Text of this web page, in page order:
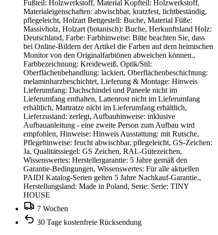
Fußteil: Holzwerkstoff, Material Kopfteil: Holzwerkstoff,
Materialeigenschaften: abwischbar, kratzfest, lichtbeständig,
pflegeleicht, Holzart Bettgestell: Buche, Material Füße:
Massivholz, Holzart (botanisch): Buche, Herkunftsland Holz:
Deutschland, Farbe: Farbhinweise: Bitte beachten Sie, dass
bei Online-Bildern der Artikel die Farben auf dem heimischen
Monitor von den Originalfarbtönen abweichen können.,
Farbbezeichnung: Kreideweiß, Optik/Stil:
Oberflächenbehandlung: lackiert, Oberflächenbeschichtung:
melaminharzbeschichtet, Lieferung & Montage: Hinweis
Lieferumfang: Dachschindel und Paneele nicht im
Lieferumfang enthalten, Lattenrost nicht im Lieferumfang
erhältlich, Mattratze nicht im Lieferumfang erhältlich,
Lieferzustand: zerlegt, Aufbauhinweise: inklusive
Aufbauanleitung - eine zweite Person zum Aufbau wird
empfohlen, Hinweise: Hinweis Ausstattung: mit Rutsche,
Pflegehinweise: feucht abwischbar, pflegeleicht, GS-Zeichen:
Ja, Qualitätssiegel: GS Zeichen, RAL-Gütezeichen,
Wissenswertes: Herstellergarantie: 5 Jahre gemäß den
Garantie-Bedingungen, Wissenswertes: Für alle aktuellen
PAIDI Katalog-Serien gelten 5 Jahre Nachkauf-Garantie.,
Herstellungsland: Made in Poland, Serie: Serie: TINY
HOUSE
7 Wochen
30 Tage kostenfreie Rücksendung